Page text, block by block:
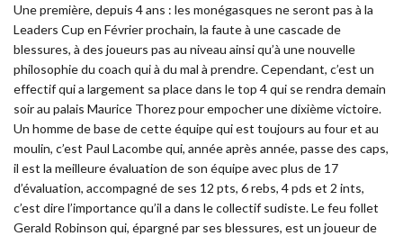
Une première, depuis 4 ans : les monégasques ne seront pas à la
Leaders Cup en Février prochain, la faute à une cascade de
blessures, à des joueurs pas au niveau ainsi qu’à une nouvelle
philosophie du coach qui à du mal à prendre. Cependant, c’est un
effectif qui a largement sa place dans le top 4 qui se rendra demain
soir au palais Maurice Thorez pour empocher une dixième victoire.
Un homme de base de cette équipe qui est toujours au four et au
moulin, c’est Paul Lacombe qui, année après année, passe des caps,
il est la meilleure évaluation de son équipe avec plus de 17
d’évaluation, accompagné de ses 12 pts, 6 rebs, 4 pds et 2 ints,
c’est dire l’importance qu’il a dans le collectif sudiste. Le feu follet
Gerald Robinson qui, épargné par ses blessures, est un joueur de